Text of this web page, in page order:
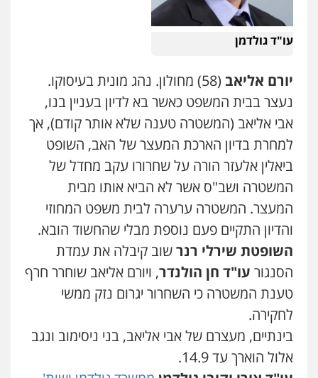
עו"ד גולדמן
יורם אליאב
(58) מחולון. נהג מונית בעיסוקו.
נעצר בבית המשפט כאשר בא לדיון בעניין בנו,
אבי אליאב (המשטרה טענה שלא אותר קודם), אך
למחרת בדיון הארכת המעצר של האב, השופט
ביאלין אלעזר הורה על שחרורו עקב מחדל של
המשטרה ושב"ס אשר לא הביא אותו מבית
המעצר. המשטרה ערערה לבית משפט המחוזי
והדיון התקיים פעם נוספת מבלי שהחשוד הובא.
השופטת שירלי רנרשוב קיבלה את עמדת
הסנגור עו"ד חן הולנדר, ויורם אליאב שוחרר חרף
טענת המשטרה כי השחרור יגרום נזק ממשי
לחקירה.
בינתיים, מעצרם של אבי אליאב, בני ניסימוב ונגב
אלול הוארך עד 14.9.
0525060666
ועדות חקירה
0546312410
עו"ד נעם שביט
פלילי פשיעה חמורה מיסים הלבנת הון
פסיכיאטריה משפטית
0506216048
עו"ד אמיר כהן
פלילי מעצרים וחקירות תעבורה
0537470000
אבי אמר משרד עורכי דין
0502130230
אברהם שהבזי – משרד עורכי דין